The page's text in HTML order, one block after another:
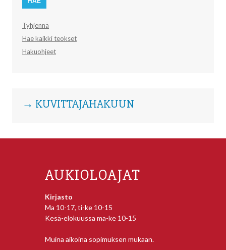
Tyhjennä
Hae kaikki teokset
Hakuohjeet
→ KUVITTAJAHAKUUN
AUKIOLOAJAT
Kirjasto
Ma 10-17, ti-ke 10-15
Kesä-elokuussa ma-ke 10-15
Muina aikoina sopimuksen mukaan.